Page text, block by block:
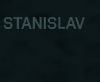
STANISLAV